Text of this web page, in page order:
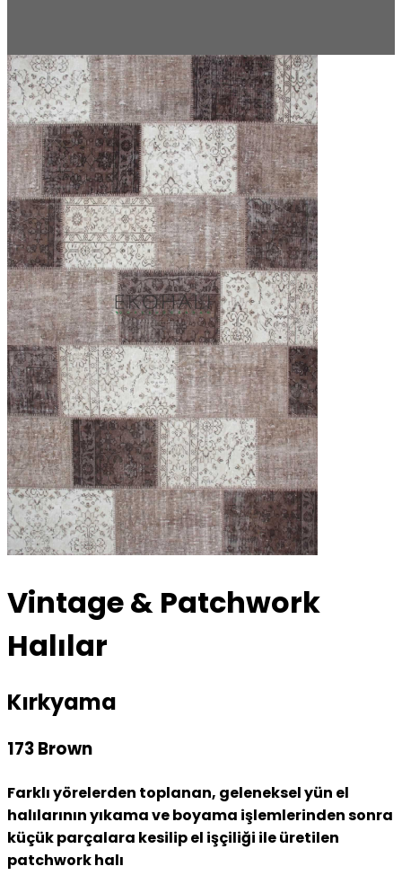
Vintage & Patchwork
Halılar
Kırkyama
173 Brown
Farklı yörelerden toplanan, geleneksel yün el
halılarının yıkama ve boyama işlemlerinden sonra
küçük parçalara kesilip el işçiliği ile üretilen
patchwork halı